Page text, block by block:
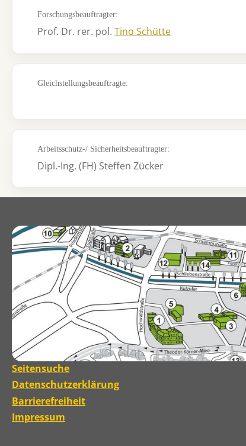
Forschungsbeauftragter:
Prof. Dr. rer. pol. Tino Schütte
Gleichstellungsbeauftragte:
Arbeitsschutz-/ Sicherheitsbeauftragter:
Dipl.-Ing. (FH) Steffen Zücker
Seitensuche
Datenschutzerklärung
Barrierefreiheit
Impressum